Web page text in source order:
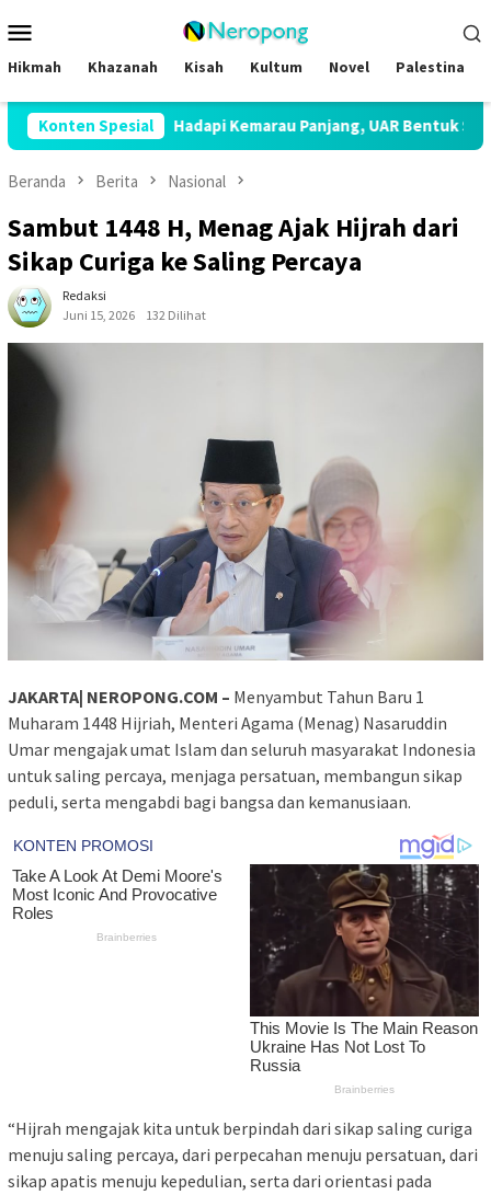
ke
kontenMobile
Hikmah Khazanah Kisah Kultum Novel Palestina
Konten Spesial
Hadapi Kemarau Panjang, UAR Bentuk Satgas
Beranda Berita Nasional
Sambut 1448 H, Menag Ajak Hijrah dari
Sikap Curiga ke Saling Percaya
Redaksi
Juni 15, 2026
132 Dilihat
JAKARTA| NEROPONG.COM – Menyambut Tahun Baru 1
Muharam 1448 Hijriah, Menteri Agama (Menag) Nasaruddin
Umar mengajak umat Islam dan seluruh masyarakat Indonesia
untuk saling percaya, menjaga persatuan, membangun sikap
peduli, serta mengabdi bagi bangsa dan kemanusiaan.
“Hijrah mengajak kita untuk berpindah dari sikap saling curiga
menuju saling percaya, dari perpecahan menuju persatuan, dari
sikap apatis menuju kepedulian, serta dari orientasi pada